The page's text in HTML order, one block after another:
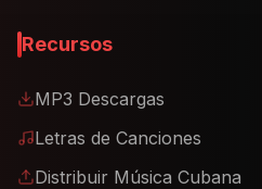
Recursos
MP3 Descargas
Letras de Canciones
Distribuir Música Cubana